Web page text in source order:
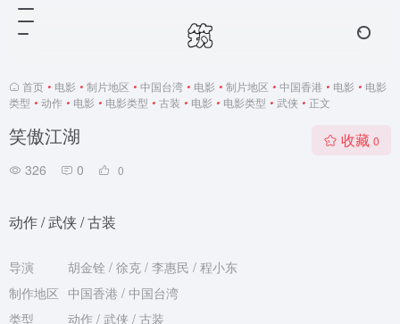
首页 • 电影 • 制片地区 • 中国台湾 • 电影 • 制片地区 • 中国香港 • 电影 • 电影
类型 • 动作 • 电影 • 电影类型 • 古装 • 电影 • 电影类型 • 武侠 • 正文
笑傲江湖
326 0 0
收藏 0
动作 / 武侠 / 古装
导演
胡金铨 / 徐克 / 李惠民 / 程小东
制作地区 中国香港 / 中国台湾
类型
动作 / 武侠 / 古装